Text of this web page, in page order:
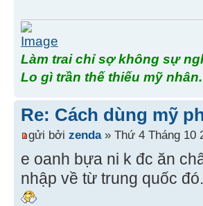
Làm trai chỉ sợ không sự
Lo gì trần thế thiếu mỹ
Re: Cách dùng mỹ
gửi bởi zenda» Thứ 4 Tháng 10
e oanh bựa ni k đc ăn
nhập về từ trung quốc